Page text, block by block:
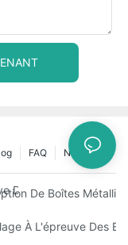
Nouvelles
FAQ
Des Enfants :
De Boîtes
Vous Devez
À L'épreuve Des